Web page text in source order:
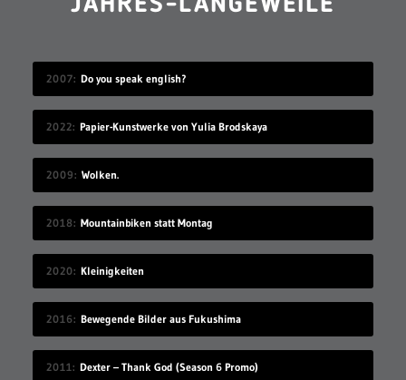
JAHRES-LANGEWEILE
2007 Do you speak english?
2022 Papier-Kunstwerke von Yulia Brodskaya
2009 Wolken.
2018 Mountainbiken statt Montag
2020 Kleinigkeiten
2016 Bewegende Bilder aus Fukushima
2011 Dexter – Thank God (Season 6 Promo)